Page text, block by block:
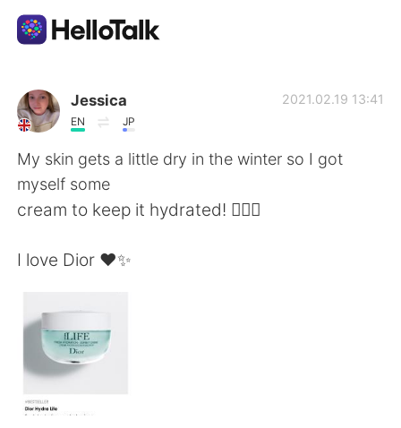
語学交換アプリ
AI Grammar Checker
日本語
English
繁體中文
العربية
Deutsch
Jessica
EN JP
2021.02.19 13:41
My skin gets a little dry in the winter so I got
myself some
cream to keep it hydrated! 💁🏼‍♀️
I love Dior ❤️✨